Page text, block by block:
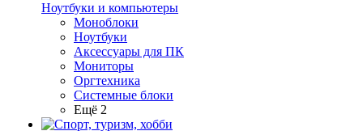
Ноутбуки и компьютеры
Моноблоки
Ноутбуки
Аксессуары для ПК
Мониторы
Оргтехника
Системные блоки
Ещё 2